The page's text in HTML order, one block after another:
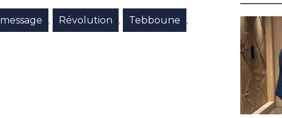
message , Révolution , Tebboune ,